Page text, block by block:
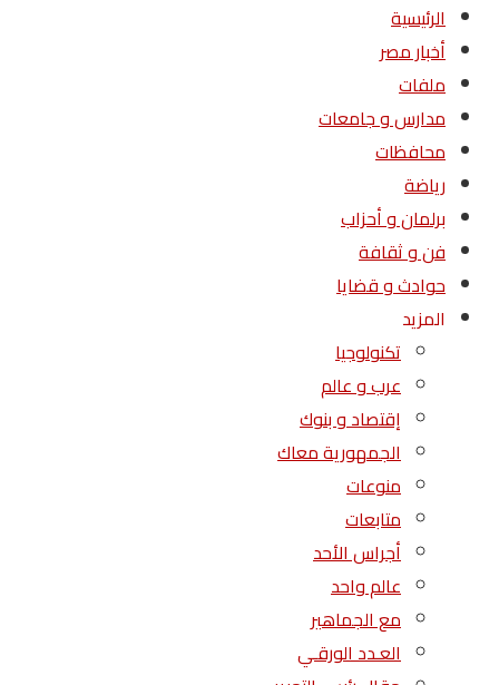
الرئيسية
أخبار مصر
ملفات
مدارس و جامعات
محافظات
رياضة
برلمان و أحزاب
فن و ثقافة
حوادث و قضايا
المزيد
تكنولوجيا
عرب و عالم
إقتصاد و بنوك
الجمهورية معاك
منوعات
متابعات
أجراس الأحد
عالم واحد
مع الجماهير
العـدد الورقـي